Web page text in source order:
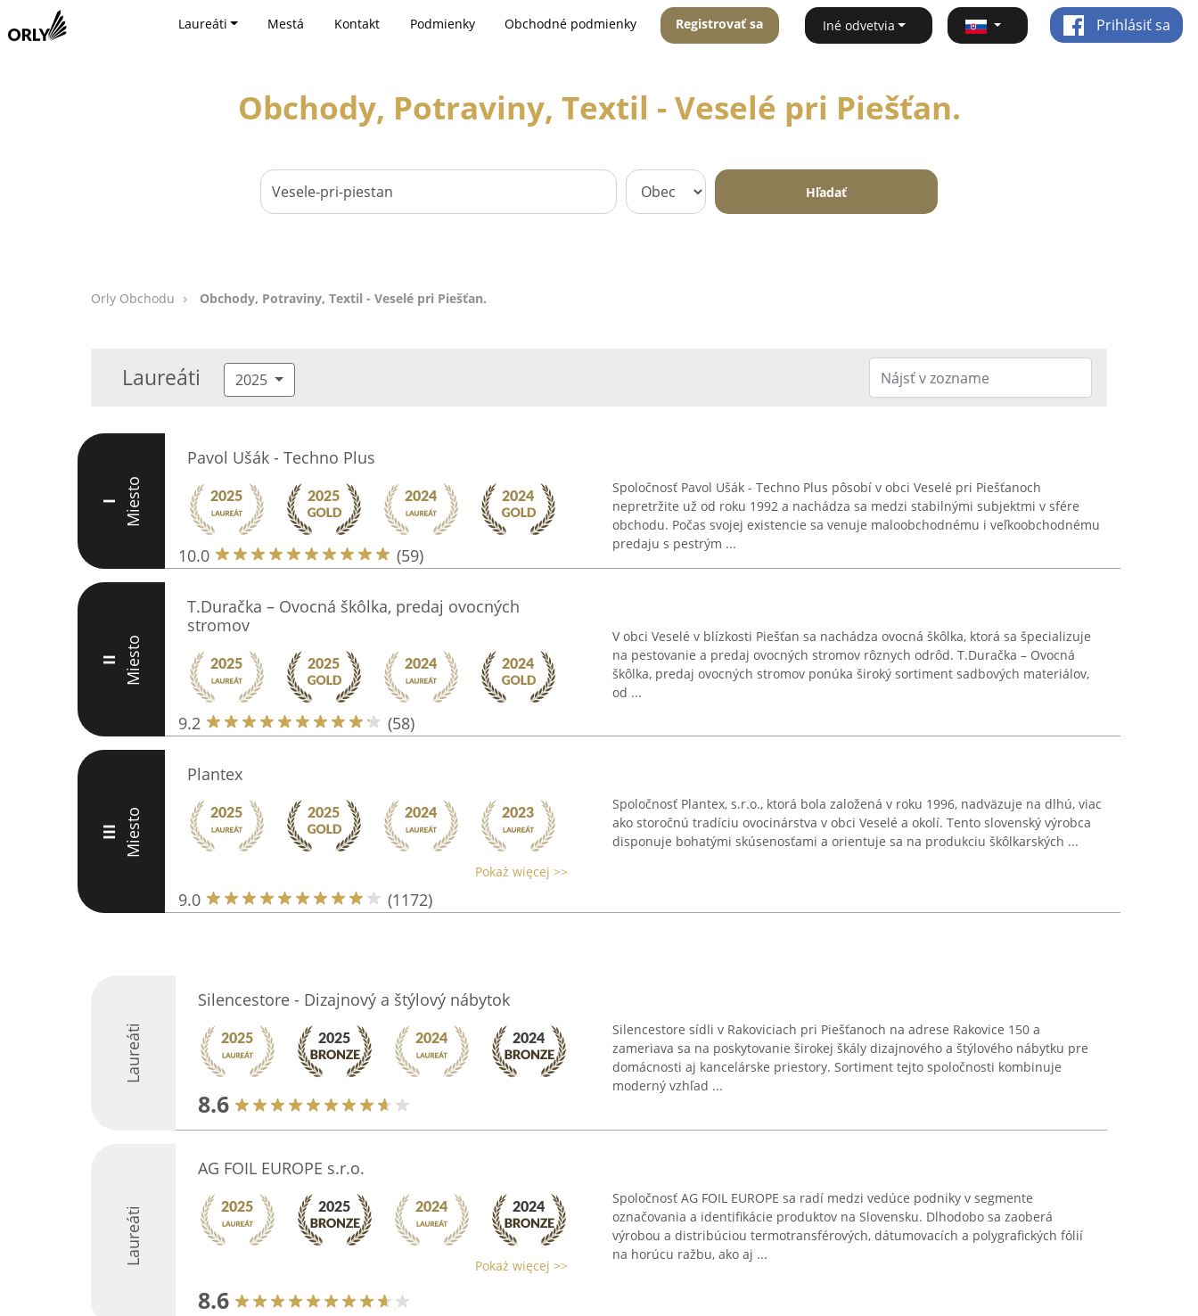
Laureáti Mestá Kontakt Podmienky Obchodné podmienky Registrovať sa Iné odvetvia Prihlásiť sa
Obchody, Potraviny, Textil - Veselé pri Piešťan.
Hľadať
Orly Obchodu Obchody, Potraviny, Textil - Veselé pri Piešťan.
Laureáti 2025
I Miesto
Pavol Ušák - Techno Plus
10.0 (59)
Spoločnosť Pavol Ušák - Techno Plus pôsobí v obci Veselé pri Piešťanoch
nepretržite už od roku 1992 a nachádza sa medzi stabilnými subjektmi v sfére
obchodu. Počas svojej existencie sa venuje maloobchodnému i veľkoobchodnému
predaju s pestrým ...
II Miesto
T.Duračka – Ovocná škôlka, predaj ovocných
stromov
9.2 (58)
V obci Veselé v blízkosti Piešťan sa nachádza ovocná škôlka, ktorá sa špecializuje
na pestovanie a predaj ovocných stromov rôznych odrôd. T.Duračka – Ovocná
škôlka, predaj ovocných stromov ponúka široký sortiment sadbových materiálov,
od ...
III Miesto
Plantex
Pokaż więcej >>
9.0 (1172)
Spoločnosť Plantex, s.r.o., ktorá bola založená v roku 1996, nadväzuje na dlhú, viac
ako storočnú tradíciu ovocinárstva v obci Veselé a okolí. Tento slovenský výrobca
disponuje bohatými skúsenosťami a orientuje sa na produkciu škôlkarských ...
Laureáti
Silencestore - Dizajnový a štýlový nábytok
8.6
Silencestore sídli v Rakoviciach pri Piešťanoch na adrese Rakovice 150 a
zameriava sa na poskytovanie širokej škály dizajnového a štýlového nábytku pre
domácnosti aj kancelárske priestory. Sortiment tejto spoločnosti kombinuje
moderný vzhľad ...
Laureáti
AG FOIL EUROPE s.r.o.
Pokaż więcej >>
8.6
Spoločnosť AG FOIL EUROPE sa radí medzi vedúce podniky v segmente
označovania a identifikácie produktov na Slovensku. Dlhodobo sa zaoberá
výrobou a distribúciou termotransférových, dátumovacích a polygrafických fólií
na horúcu ražbu, ako aj ...